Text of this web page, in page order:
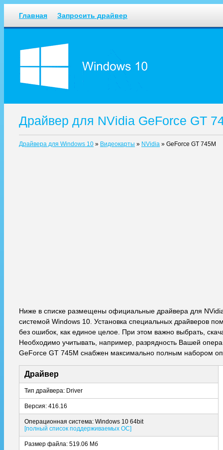
Главная Запросить драйвер
Драйвер для NVidia GeForce GT
Драйвера для Windows 10 » Видеокарты » NVidia » GeForce GT 745M
Ниже в списке размещены официальные драйвера для
системой Windows 10. Установка специальных драйверов
без ошибок, как единое целое. При этом важно выбрать,
Необходимо учитывать, например, разрядность Вашей
GeForce GT 745M снабжен максимально полным набором
Драйвер
Тип драйвера: Driver
Версия: 416.16
Операционная система: Windows 10 64bit
[полный список поддерживаемых ОС]
Размер файла: 519.06 Мб